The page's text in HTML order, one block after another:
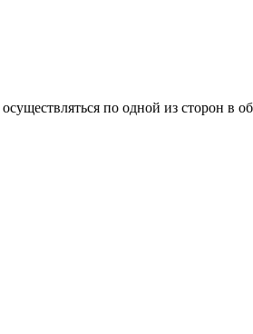
по одной из сторон в